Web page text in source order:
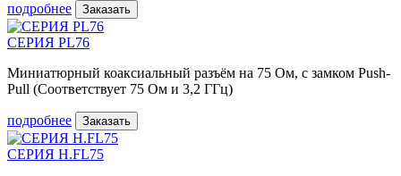
подробнее Заказать
СЕРИЯ PL76
Миниатюрный коаксиальный разъём на 75 Ом, с замком Push-
Pull (Соответствует 75 Ом и 3,2 ГГц)
подробнее Заказать
СЕРИЯ H.FL75